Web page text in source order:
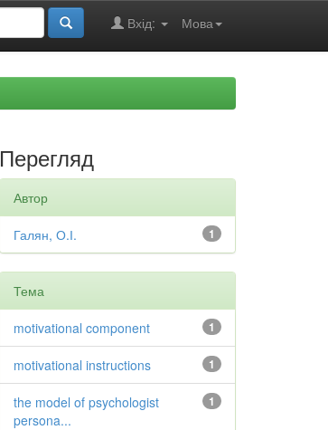
Мова
Вхід:
Перегляд
Автор
1
Галян, О.І.
Тема
1
motivational component
1
motivational instructions
1
the model of psychologist
persona...